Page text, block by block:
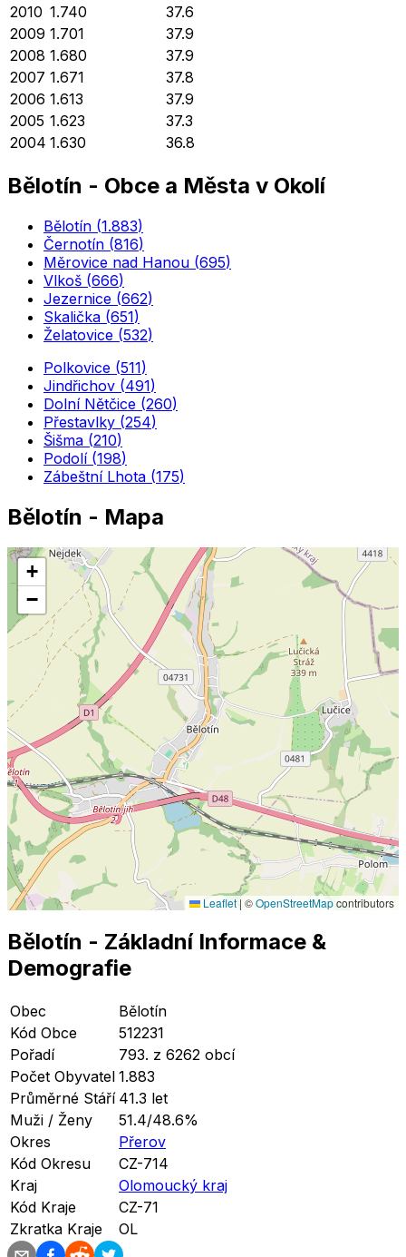
2010 1.740
37.6
2009 1.701
37.9
2008 1.680
37.9
2007 1.671
37.8
2006 1.613
37.9
2005 1.623
37.3
2004 1.630 36.8
Bělotín - Obce a Města v Okolí
Bělotín (1.883)
Černotín (816)
Měrovice nad Hanou (695)
Vlkoš (666)
Jezernice (662)
Skalička (651)
Želatovice (532)
Polkovice (511)
Jindřichov (491)
Dolní Nětčice (260)
Přestavlky (254)
Šišma (210)
Podolí(198)
Zábeštní Lhota (175)
Bělotín - Mapa
+
−
Leaflet | ©OpenStreetMapcontributors
Bělotín - Základní Informace &
Demografie
Obec
Bělotín
Kód Obce
512231
Pořadí
793. z 6262 obcí
Počet Obyvatel 1.883
Průměrné Stáří 41.3 let
Muži / Ženy
51.4/48.6%
Okres
Přerov
Kód Okresu
CZ-714
Kraj
Olomoucký kraj
Kód Kraje
CZ-71
Zkratka Kraje
OL